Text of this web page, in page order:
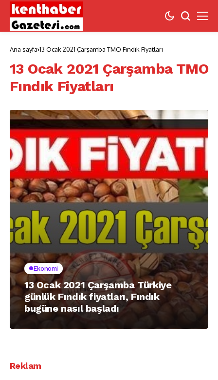
Ana sayfa 13 Ocak 2021 Çarşamba TMO Fındık Fiyatları
13 Ocak 2021 Çarşamba TMO
Fındık Fiyatları
Ekonomi
13 Ocak 2021 Çarşamba Türkiye
günlük Fındık fiyatları, Fındık
bugüne nasıl başladı
Reklam